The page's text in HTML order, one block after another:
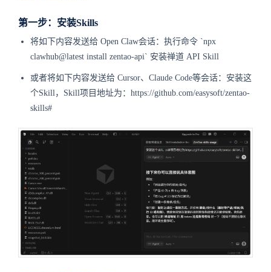
第一步：安装Skills
将如下内容发送给 Open Claw会话：执行命令 `npx
clawhub@latest install zentao-api` 安装禅道 API Skill
或者将如下内容发送给 Cursor、Claude Code等会话：安装这
个Skill，Skill项目地址为：https://github.com/easysoft/zentao-
skills#